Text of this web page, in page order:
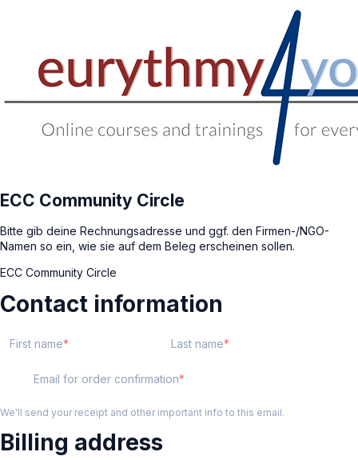
ECC Community Circle
Bitte gib deine Rechnungsadresse und ggf. den Firmen-/NGO-
Namen so ein, wie sie auf dem Beleg erscheinen sollen.
ECC Community Circle
Contact information
First name Last name
Email for order confirmation
We'll send your receipt and other important info to this email.
Billing address